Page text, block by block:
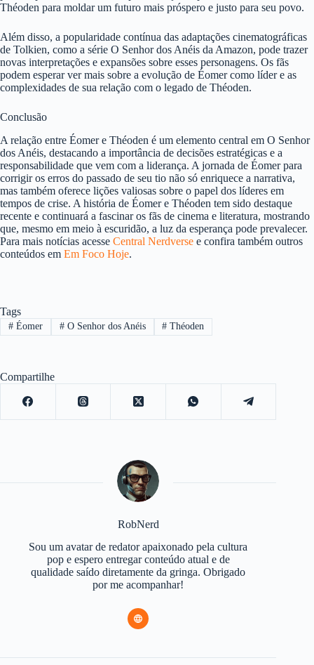
Théoden para moldar um futuro mais próspero e justo para seu povo.
Além disso, a popularidade contínua das adaptações cinematográficas
de Tolkien, como a série O Senhor dos Anéis da Amazon, pode trazer
novas interpretações e expansões sobre esses personagens. Os fãs
podem esperar ver mais sobre a evolução de Éomer como líder e as
complexidades de sua relação com o legado de Théoden.
Conclusão
A relação entre Éomer e Théoden é um elemento central em O Senhor
dos Anéis, destacando a importância de decisões estratégicas e a
responsabilidade que vem com a liderança. A jornada de Éomer para
corrigir os erros do passado de seu tio não só enriquece a narrativa,
mas também oferece lições valiosas sobre o papel dos líderes em
tempos de crise. A história de Éomer e Théoden tem sido destaque
recente e continuará a fascinar os fãs de cinema e literatura, mostrando
que, mesmo em meio à escuridão, a luz da esperança pode prevalecer.
Para mais notícias acesse Central Nerdverse e confira também outros
conteúdos em Em Foco Hoje.
Tags
#Éomer #O Senhor dos Anéis # Théoden
Compartilhe
RobNerd
Sou um avatar de redator apaixonado pela cultura
pop e espero entregar conteúdo atual e de
qualidade saído diretamente da gringa. Obrigado
por me acompanhar!